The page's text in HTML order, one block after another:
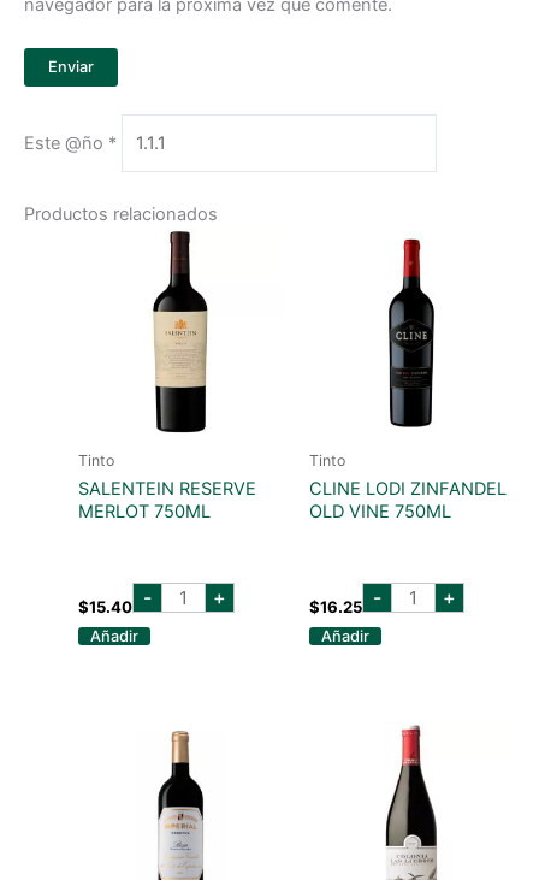
navegador para la próxima vez que comente.
Este @ño *
Productos relacionados
Tinto
SALENTEIN RESERVE
MERLOT 750ML
$15.40 - salentein
reserve+
Añadir
Tinto
CLINE LODI ZINFANDEL
OLD VINE 750ML
$16.25 - cline
lodi +
Añadir